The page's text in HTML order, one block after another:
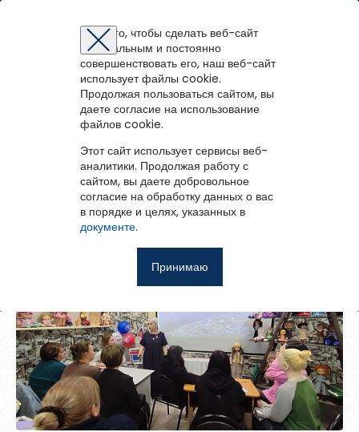
муниципального округа
К списку альбомов
День России 10.06.25
Поделиться
Для того, чтобы сделать веб-сайт
оптимальным и постоянно
совершенствовать его, наш веб-сайт
использует файлы cookie.
Продолжая пользоваться сайтом, вы
даете согласие на использование
файлов cookie.
Этот сайт использует сервисы веб-
аналитики. Продолжая работу с
сайтом, вы даете добровольное
согласие на обработку данных о вас
в порядке и целях, указанных в
документе.
Принимаю
Перейти на портал
Ещё
Фотоальбом
Авторизация
Для того чтобы получить доступ к полнотекстовым документам и
записям вебинаров необходимо авторизоваться.
Если у вас еще нет учетной записи,зарегистрируйтесь.
Запомнить меня
Восстановить пароль
Зарегистрироваться
Восстановление пароля
Восстановить пароль
Введите эл.почту, привязанную к профилю на портале. На
неё мы отправим ссылку для восстановления пароля.
Регистрация на портале
Зарегистрированные пользователи имеют доступ к
методическим рекомендациям, сценариям мероприятий,
библиографическим и другим полнотекстовым документам, а
также к записям вебинаров.
Ошибка регистрации.Перезагрузите
снова
Вы успешно зарегистрированы!
зарегистрироваться